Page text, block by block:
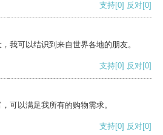
支持[0] 反对[0]
我可以结识到来自世界各地的朋友。
支持[0] 反对[0]
可以满足我所有的购物需求。
支持[0] 反对[0]